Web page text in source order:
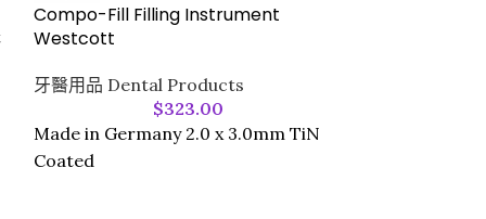
Compo-Fill Filling Instrument
Westcott
牙醫用品 Dental Products
$323.00
Made in Germany 2.0 x 3.0mm TiN
Coated